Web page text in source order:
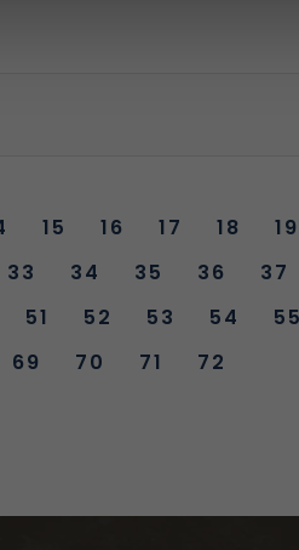
15 16 17 18 19
33 34 35 36 37
51 52 53 54 55
69 70 71 72